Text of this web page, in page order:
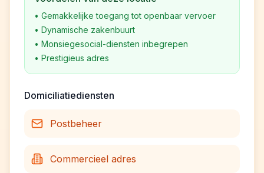
• Gemakkelijke toegang tot openbaar vervoer
• Dynamische zakenbuurt
• Monsiegesocial-diensten inbegrepen
• Prestigieus adres
Domiciliatiediensten
Postbeheer
Commercieel adres